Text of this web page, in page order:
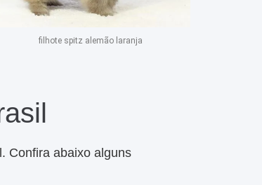
filhote spitz alemão laranja
Confira abaixo alguns